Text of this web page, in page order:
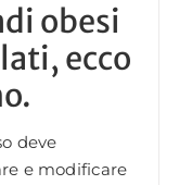
obesi
ecco
deve
e modificare